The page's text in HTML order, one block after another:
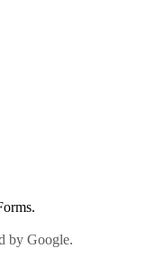
by Google.